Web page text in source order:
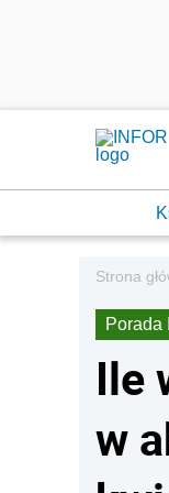
Strona
Porada
Ile
w